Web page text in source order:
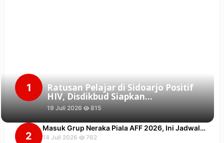
1 Ratusan Pelajar di Sidoarjo Positif
HIV, Disdikbud Siapkan…
19 Juli 2026 815
2
Masuk Grup Neraka Piala AFF 2026, Ini Jadwal…
14 Juli 2026 762